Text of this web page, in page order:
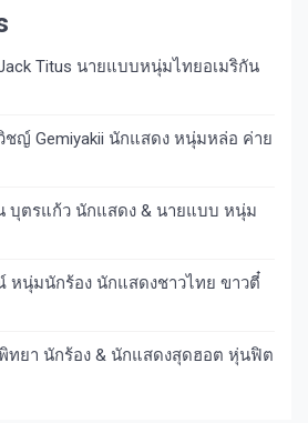
Titus นายแบบหนุ่มไทยอเมริกัน
ชญ์ Gemiyakii นักแสดง หนุ่มหล่อ ค่าย
บุตรแก้ว นักแสดง & นายแบบ หนุ่ม
หนุ่มนักร้อง นักแสดงชาวไทย ขาวตี๋
ทยา นักร้อง & นักแสดงสุดฮอต หุ่นฟิต